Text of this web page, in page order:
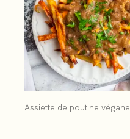
Assiette de poutine végane